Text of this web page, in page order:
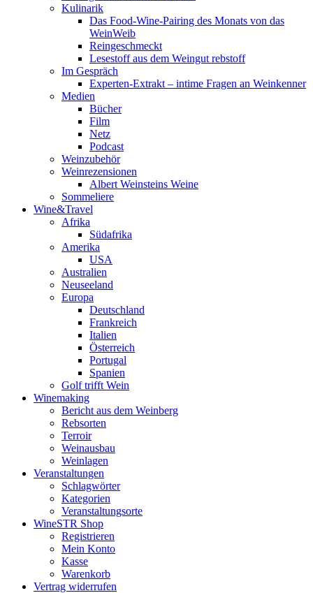
Kulinarik
Das Food-Wine-Pairing des Monats von das
WeinWeib
Reingeschmeckt
Lesestoff aus dem Weingut rebstoff
Im Gespräch
Experten-Extrakt – intime Fragen an Weinkenner
Medien
Bücher
Film
Netz
Podcast
Weinzubehör
Weinrezensionen
Albert Weinsteins Weine
Sommeliere
Wine&Travel
Afrika
Südafrika
Amerika
USA
Australien
Neuseeland
Europa
Deutschland
Frankreich
Italien
Österreich
Portugal
Spanien
Golf trifft Wein
Winemaking
Bericht aus dem Weinberg
Rebsorten
Terroir
Weinausbau
Weinlagen
Veranstaltungen
Schlagwörter
Kategorien
Veranstaltungsorte
WineSTR Shop
Registrieren
Mein Konto
Kasse
Warenkorb
Vertrag widerrufen